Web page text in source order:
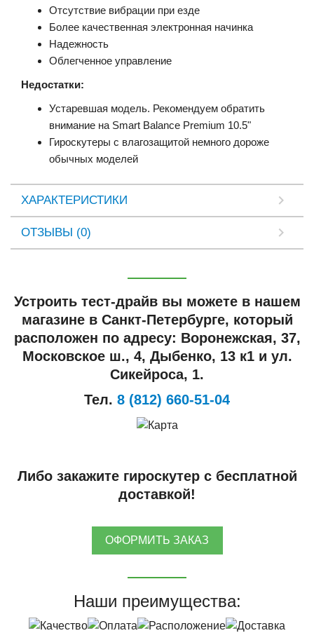
Отсутствие вибрации при езде
Более качественная электронная начинка
Надежность
Облегченное управление
Недостатки:
Устаревшая модель. Рекомендуем обратить
внимание на Smart Balance Premium 10.5"
Гироскутеры с влагозащитой немного дороже
обычных моделей
ХАРАКТЕРИСТИКИ
ОТЗЫВЫ (0)
Устроить тест-драйв вы можете в нашем
магазине в Санкт-Петербурге, который
расположен по адресу: Воронежская, 37,
Московское ш., 4, Дыбенко, 13 к1 и ул.
Сикейроса, 1.
Тел. 8 (812) 660-51-04
Либо закажите гироскутер с бесплатной
доставкой!
ОФОРМИТЬ ЗАКАЗ
Наши преимущества: